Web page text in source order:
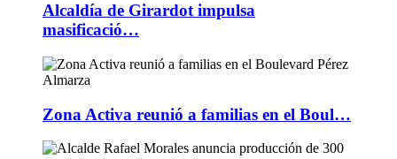
Alcaldía de Girardot impulsa
masificació…
Zona Activa reunió a familias en el Boul…